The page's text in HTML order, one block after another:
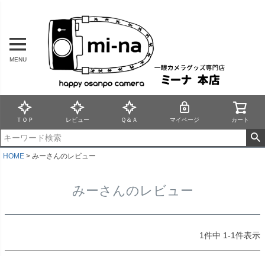
MENU
ＴＯＰ レビュー Ｑ＆Ａ マイページ カート
HOME みーさんのレビュー
みーさんのレビュー
1件中 1-1件表示